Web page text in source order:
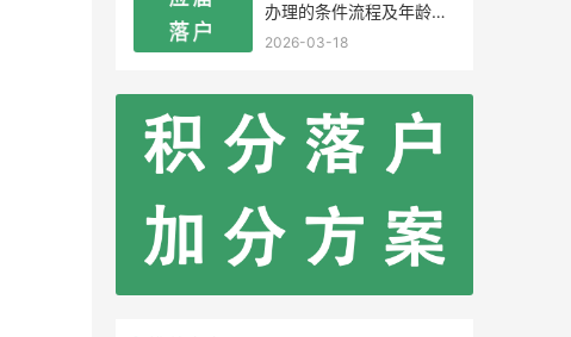
办理的条件流程及年龄限
制
2026-03-18